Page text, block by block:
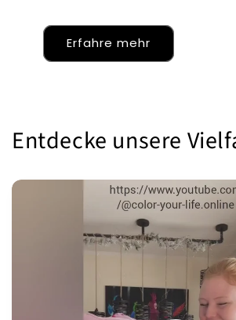
Erfahre mehr
Entdecke unsere